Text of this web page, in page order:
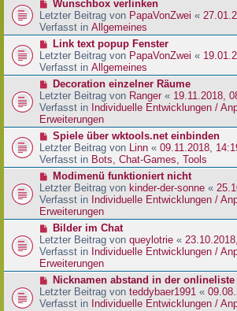
r
a
g
B
e
i
r
a
g
N
e
u
e
r
B
e
t
r
a
g
Wunschbox verlinken
Letzter Beitrag von PapaVonZwei «
Verfasst in Allgemeines
N
e
u
e
r
B
e
i
r
a
g
Link text popup Fenster
Letzter Beitrag von PapaVonZwei «
Verfasst in Allgemeines
N
e
u
e
r
B
e
i
r
a
g
Decoration einzelner Räume
Letzter Beitrag von Ranger « 19.11.2018,
Verfasst in Individuelle Entwicklungen /
Erweiterungen
N
e
u
e
r
B
e
i
r
a
g
Spiele über wktools.net einbinden
Letzter Beitrag von Linn « 09.11.2018,
Verfasst in Bots, Chat-Games, Tools
N
e
u
e
r
B
e
i
t
a
g
Modimenü funktioniert nicht
Letzter Beitrag von kinder-der-sonne «
Verfasst in Individuelle Entwicklungen /
Erweiterungen
N
e
u
e
r
B
e
Bilder im Chat
Letzter Beitrag von queylotrie «
Verfasst in Individuelle Entwicklungen /
Erweiterungen
N
e
u
Nicknamen abstand in der onlineliste
Letzter Beitrag von teddybaer1991 «
Verfasst in Individuelle Entwicklungen /